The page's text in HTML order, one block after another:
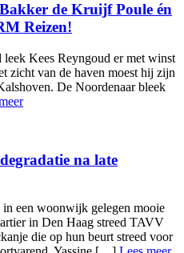
de Kruijf Poule én
Reizen!
leek Kees Reyngoud er met winst
zicht van de haven moest hij zijn
De Noordenaar bleek
na late
een woonwijk gelegen mooie
in Den Haag streed TAVV
die op hun beurt streed voor